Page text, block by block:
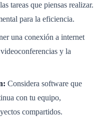
tareas que piensas realizar.
para la eficiencia.
una conexión a internet
y la
Considera software que
con tu equipo,
compartidos.